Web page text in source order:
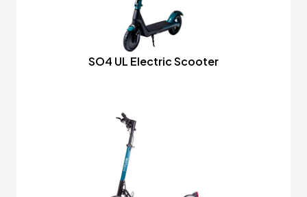
SO4 UL Electric Scooter